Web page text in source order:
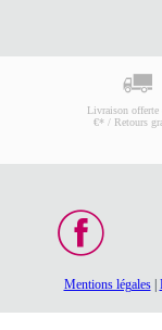
Livraison offerte
€* / Retours
Mentions légales|